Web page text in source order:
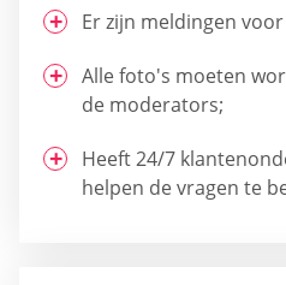
Er zijn meldingen
Alle foto's moeten
de moderators;
Heeft 24/7
helpen de vragen te